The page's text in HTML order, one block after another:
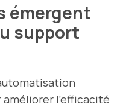
émergent
support
l’efficacité